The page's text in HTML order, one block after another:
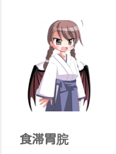
食滞胃脘